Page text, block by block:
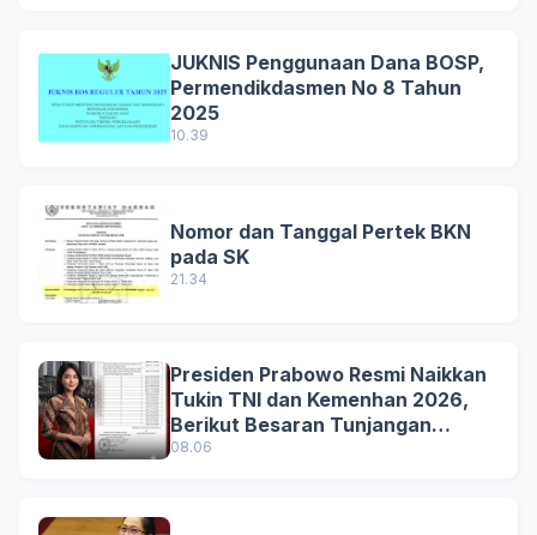
JUKNIS Penggunaan Dana BOSP,
Permendikdasmen No 8 Tahun
2025
10.39
Nomor dan Tanggal Pertek BKN
pada SK
21.34
Presiden Prabowo Resmi Naikkan
Tukin TNI dan Kemenhan 2026,
Berikut Besaran Tunjangan
Terbaru
08.06